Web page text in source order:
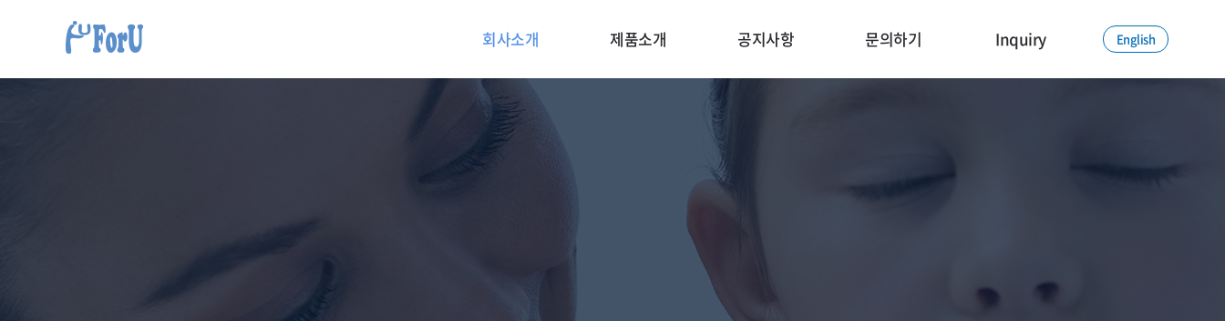
회사소개 제품소개 공지사항 문의하기 Inquiry English